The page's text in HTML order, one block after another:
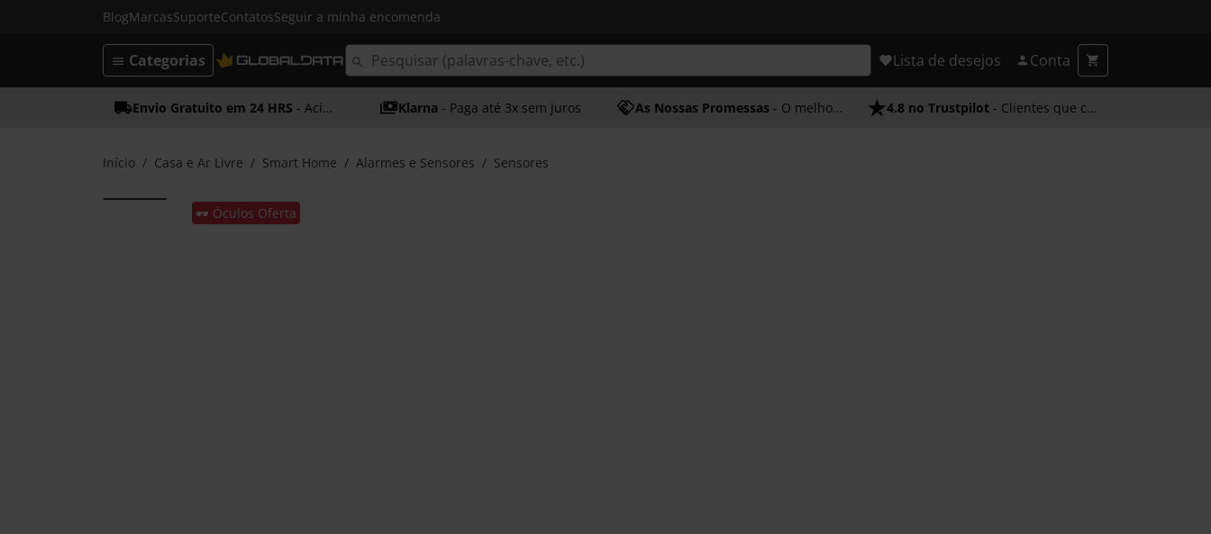
BlogMarcasSuporteContatosSeguir a minha encomenda
Lista de desejos Conta
Categorias
Envio Gratuito em 24 HRS - Acima dos 50€ Klarna - Paga até 3x sem juros As Nossas Promessas - O melhor atendimento 4.8 no Trustpilot - Clientes que confiam em nós
Início Casa e Ar Livre Smart Home Alarmes e Sensores Sensores
🕶️ Óculos Oferta